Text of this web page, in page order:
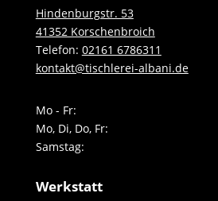
Hindenburgstr. 53
41352 Korschenbroich
Telefon: 02161 6786311
kontakt@tischlerei-albani.de
Mo - Fr:
Mo, Di, Do, Fr:
Samstag:
Werkstatt